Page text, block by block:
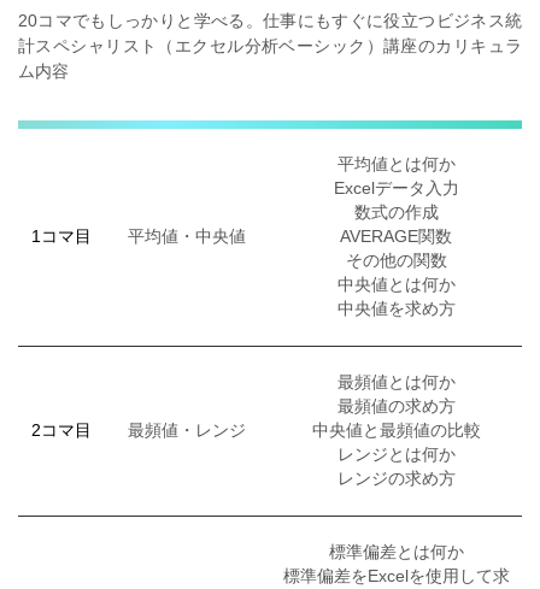
20コマでもしっかりと学べる。 仕事にもすぐに役立つビジネス統
計スペシャリスト（エクセル分析ベーシック）講座のカリキュラ
ム内容
1コマ目 平均値・中央値
平均値とは何か
Excelデータ入力
数式の作成
AVERAGE関数
その他の関数
中央値とは何か
中央値を求め方
2コマ目 最頻値・レンジ
最頻値とは何か
最頻値の求め方
中央値と最頻値の比較
レンジとは何か
レンジの求め方
標準偏差とは何か
標準偏差をExcelを使用して求